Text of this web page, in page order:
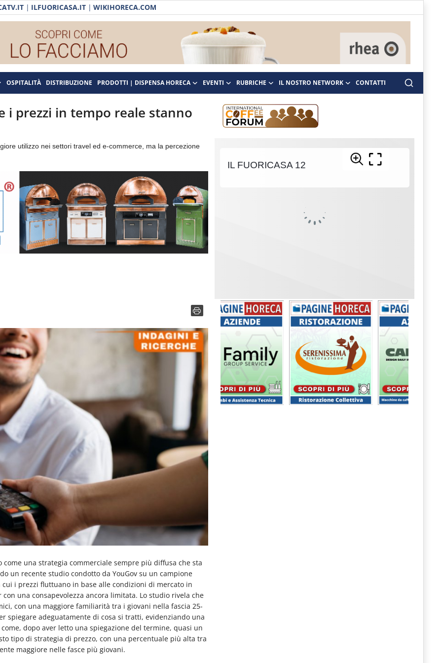
| ILFUORICASA.IT | WIKIHORECA.COM
OSPITALITÀ DISTRIBUZIONE PRODOTTI | DISPENSA HORECA EVENTI RUBRICHE IL NOSTRO NETWORK CONTATTI
i prezzi in tempo reale stanno
utilizzo nei settori travel ed e-commerce, ma la percezione
come una strategia commerciale sempre più diffusa che sta
un recente studio condotto da YouGov su un campione
i prezzi fluttuano in base alle condizioni di mercato in
una consapevolezza ancora limitata. Lo studio rivela che
con una maggiore familiarità tra i giovani nella fascia 25-
spiegare adeguatamente di cosa si tratti, evidenziando una
dopo aver letto una spiegazione del termine, quasi un
tipo di strategia di prezzo, con una percentuale più alta tra
maggiore nelle fasce più giovani.